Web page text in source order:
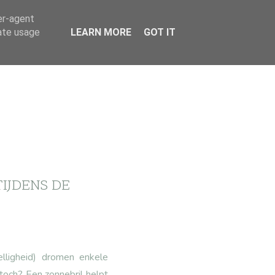
DE
dromen enkele
agent
usage
LEARN MORE GOT IT